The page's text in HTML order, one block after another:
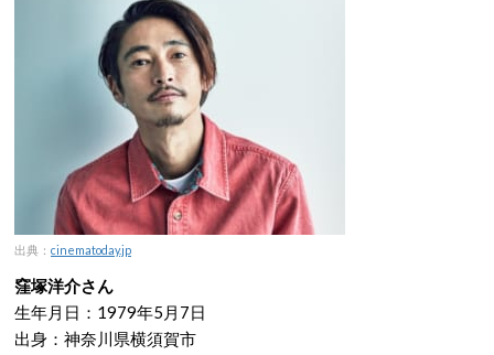
出典： cinematoday.jp
窪塚洋介さん
生年月日：1979年5月7日
出身：神奈川県横須賀市